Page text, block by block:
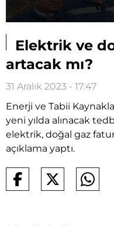
Elektrik ve
artacak mı?
31 Aralık 2023 - 17:47
Enerji ve Tabii
yeni yılda alınacak
elektrik, doğal gaz
açıklama yaptı.